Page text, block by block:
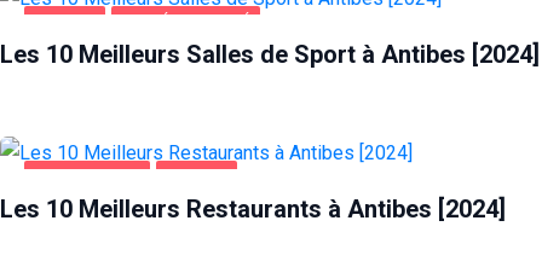
ANTIBES SANTÉ ET BEAUTÉ
Les 10 Meilleurs Salles de Sport à Antibes [2024]
ALIMENTATION ANTIBES
Les 10 Meilleurs Restaurants à Antibes [2024]